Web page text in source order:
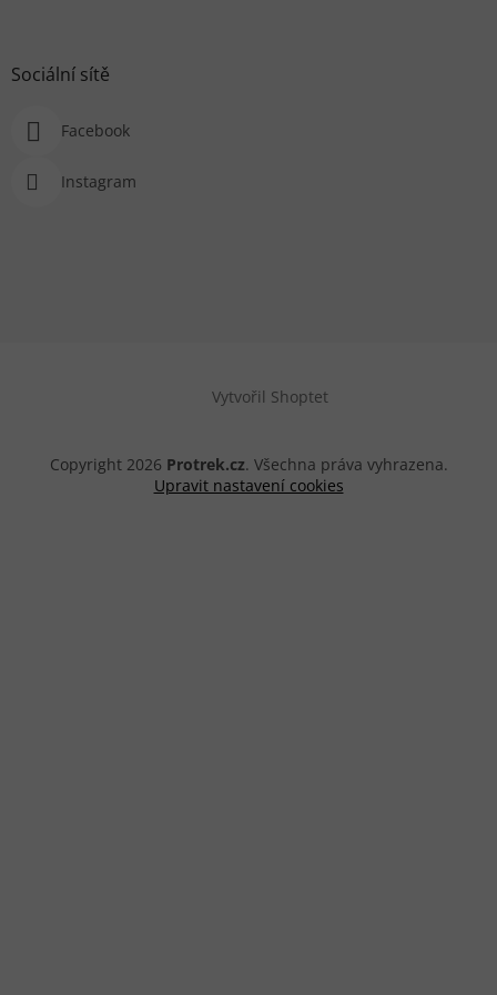
Sociální sítě
Facebook
Instagram
Vytvořil Shoptet
Copyright 2026 Protrek.cz. Všechna práva vyhrazena.
Upravit nastavení cookies